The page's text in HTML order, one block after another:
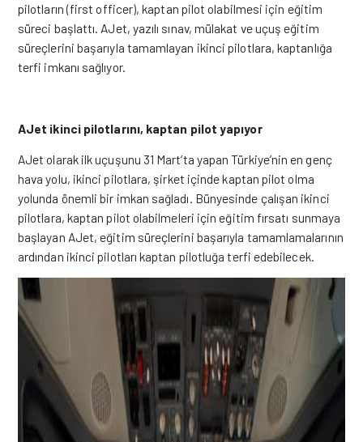
pilotların (first officer), kaptan pilot olabilmesi için eğitim
süreci başlattı. AJet, yazılı sınav, mülakat ve uçuş eğitim
süreçlerini başarıyla tamamlayan ikinci pilotlara, kaptanlığa
terfi imkanı sağlıyor.
AJet ikinci pilotlarını, kaptan pilot yapıyor
AJet olarak ilk uçuşunu 31 Mart’ta yapan Türkiye’nin en genç
hava yolu, ikinci pilotlara, şirket içinde kaptan pilot olma
yolunda önemli bir imkan sağladı. Bünyesinde çalışan ikinci
pilotlara, kaptan pilot olabilmeleri için eğitim fırsatı sunmaya
başlayan AJet, eğitim süreçlerini başarıyla tamamlamalarının
ardından ikinci pilotları kaptan pilotluğa terfi edebilecek.